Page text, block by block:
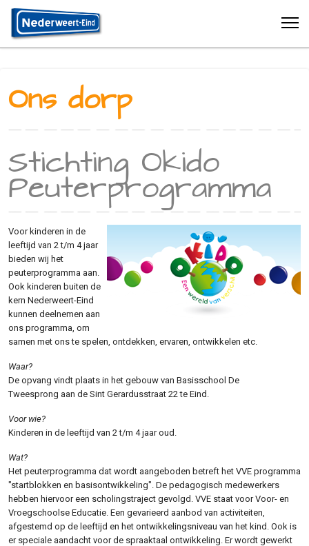
Ons dorp
Stichting Okido
Peuterprogramma
Voor kinderen in de
leeftijd van 2 t/m 4 jaar
bieden wij het
peuterprogramma aan.
Ook kinderen buiten de
kern Nederweert-Eind
kunnen deelnemen aan
ons programma, om
samen met ons te spelen, ontdekken, ervaren, ontwikkelen etc.
Waar?
De opvang vindt plaats in het gebouw van Basisschool De
Tweesprong aan de Sint Gerardusstraat 22 te Eind.
Voor wie?
Kinderen in de leeftijd van 2 t/m 4 jaar oud.
Wat?
Het peuterprogramma dat wordt aangeboden betreft het VVE programma
"startblokken en basisontwikkeling". De pedagogisch medewerkers
hebben hiervoor een scholingstraject gevolgd. VVE staat voor Voor- en
Vroegschoolse Educatie. Een gevarieerd aanbod van activiteiten,
afgestemd op de leeftijd en het ontwikkelingsniveau van het kind. Ook is
er speciale aandacht voor de spraaktaal ontwikkeling. Er wordt gewerkt